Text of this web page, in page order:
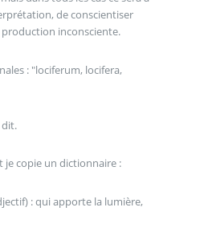
de conscientiser
inconsciente.
: "lociferum, locifera,
dit.
je copie un dictionnaire :
: qui apporte la lumière,